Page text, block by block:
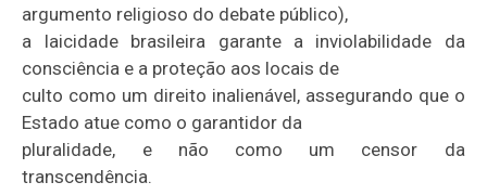
argumento religioso do debate público),
a laicidade brasileira garante a inviolabilidade da
consciência e a proteção aos locais de
culto como um direito inalienável, assegurando que o
Estado atue como o garantidor da
pluralidade, e não como um censor da
transcendência.